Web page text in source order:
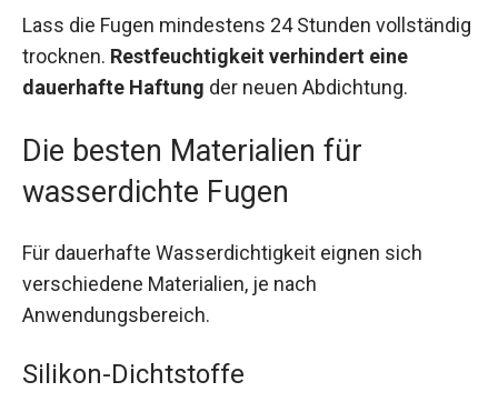
Lass die Fugen mindestens 24 Stunden vollständig
trocknen. Restfeuchtigkeit verhindert eine
dauerhafte Haftung der neuen Abdichtung.
Die besten Materialien für
wasserdichte Fugen
Für dauerhafte Wasserdichtigkeit eignen sich
verschiedene Materialien, je nach
Anwendungsbereich.
Silikon-Dichtstoffe